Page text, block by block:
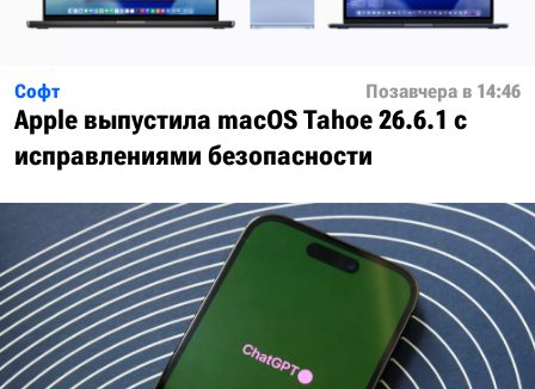
Софт Позавчера в 14:46
Apple выпустила macOS Tahoe 26.6.1 с
исправлениями безопасности